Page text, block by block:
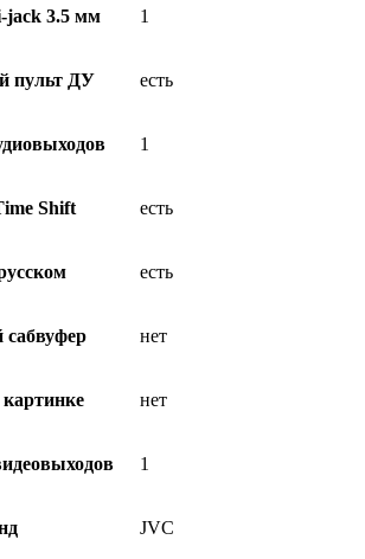
jack 3.5 мм 1
пульт ДУ есть
1
Shift есть
есть
нет
нет
1
JVC